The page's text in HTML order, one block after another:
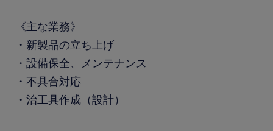
《主な業務》
・新製品の立ち上げ
・設備保全、メンテナンス
・不具合対応
・治工具作成（設計）